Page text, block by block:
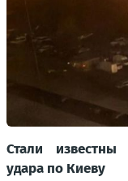
Стали
удара по Киеву